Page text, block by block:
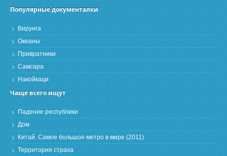
Популярные документалки
Вирунга
Океаны
Привратники
Самсара
Накойкаци
Чаще всего ищут
Падение республики
Дом
Китай. Самое большое метро в мире (2011)
Территория страха